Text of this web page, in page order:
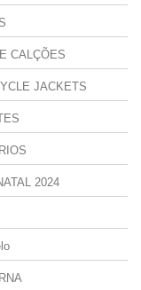
CALÇÕES
JACKETS
2024